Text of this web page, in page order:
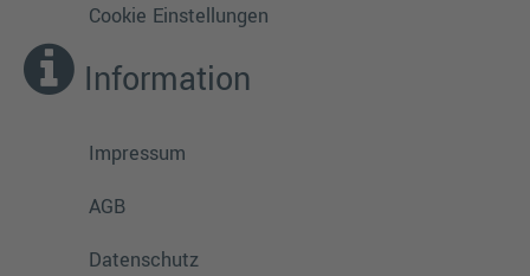
Cookie Einstellungen
Information
Impressum
AGB
Datenschutz